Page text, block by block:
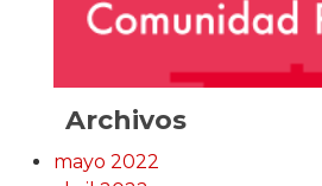
Archivos
mayo 2022